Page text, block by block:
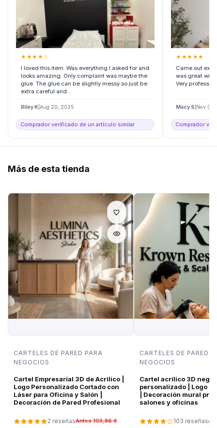
★ ★★ ★☆
I loved this item. Was everything I asked for and
looks amazing. Only complaint was maybe the
glue. The glue can be slightly messy so just be
extra careful and...
Riley K Aug 20, 2025
Comprador verificado de un artículo similar
★ ★★ ★★
Came out
was great with
Very
Macy S Nov
Comprador
Más de esta tienda
CARTELES DE PARED PARA
NEGOCIOS
Cartel Empresarial 3D de Acrílico |
Logo Personalizado Cortado con
Láser para Oficina y Salón |
Decoración de Pared Profesional
2 reseñasAntes 103,86 €
CARTELES DE PARED
NEGOCIOS
Cartel acrílico 3D
personalizado | Logo
| Decoración mural
salones y oficinas
103 reseñas